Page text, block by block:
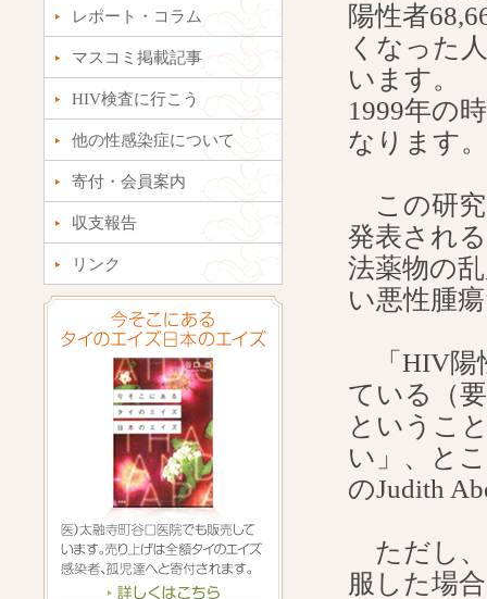
陽性者
くなった
います。
1999年の
なります。
この研究
発表され
法薬物の
い悪性腫
「HIV陽
ている（
というこ
い」、と
のJudith
ただし、
服した場
レポート・コラム
マスコミ掲載記事
HIV検査に行こう
他の性感染症について
寄付・会員案内
収支報告
リンク